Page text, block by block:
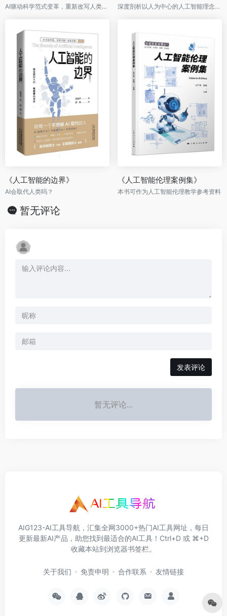
AI驱动科学范式变革，重新改写人类认知规则 深度剖析以人为中心的人工智能理念，探索人工智能与人类的和谐共生之道。美国国家工程院院士重磅力作!
《人工智能的边界》
AI会取代人类吗？
《人工智能伦理案例集》
本书可作为人工智能伦理教学参考资料
暂无评论
发表评论
暂无评论...
AIG123-AI工具导航，汇集全网3000+热门AI工具网址，每日
更新最新AI产品，助您找到最适合的AI工具！Ctrl+D 或 ⌘+D
收藏本站到浏览器书签栏。
关于我们 免责申明 合作联系 友情链接